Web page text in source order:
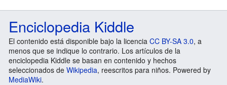
Enciclopedia Kiddle
El contenido está disponible bajo la licencia CC BY-SA 3.0, a
menos que se indique lo contrario. Los artículos de la
enciclopedia Kiddle se basan en contenido y hechos
seleccionados de Wikipedia, reescritos para niños. Powered by
MediaWiki.